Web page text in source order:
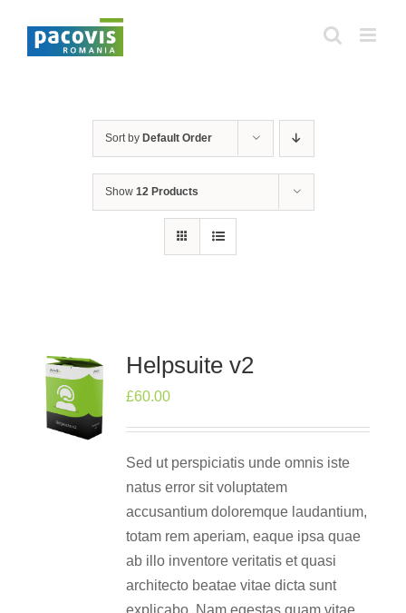
content
Sort by Default Order
Show 12 Products
Helpsuite v2
£60.00
Sed ut perspiciatis unde omnis iste
natus error sit voluptatem
accusantium doloremque laudantium,
totam rem aperiam, eaque ipsa quae
ab illo inventore veritatis et quasi
architecto beatae vitae dicta sunt
explicabo. Nam egestas quam vitae